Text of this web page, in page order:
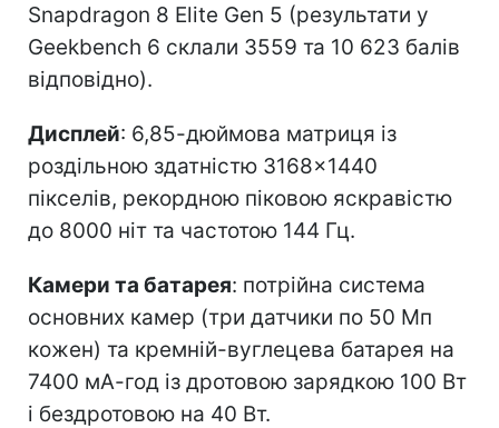
Snapdragon 8 Elite Gen 5 (результати у
Geekbench 6 склали 3559 та 10 623 балів
відповідно).
Дисплей: 6,85-дюймова матриця із
роздільною здатністю 3168×1440
пікселів, рекордною піковою яскравістю
до 8000 ніт та частотою 144 Гц.
Камери та батарея: потрійна система
основних камер (три датчики по 50 Мп
кожен) та кремній-вуглецева батарея на
7400 мА-год із дротовою зарядкою 100 Вт
і бездротовою на 40 Вт.